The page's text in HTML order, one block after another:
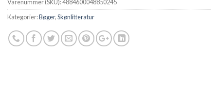
Varenummer (SKU):4884600048850245
Kategorier:Bøger,Skønlitteratur